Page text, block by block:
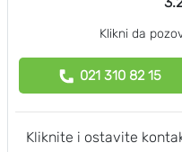
Klikni da
021 310 82 15
Kliknite i ostavite